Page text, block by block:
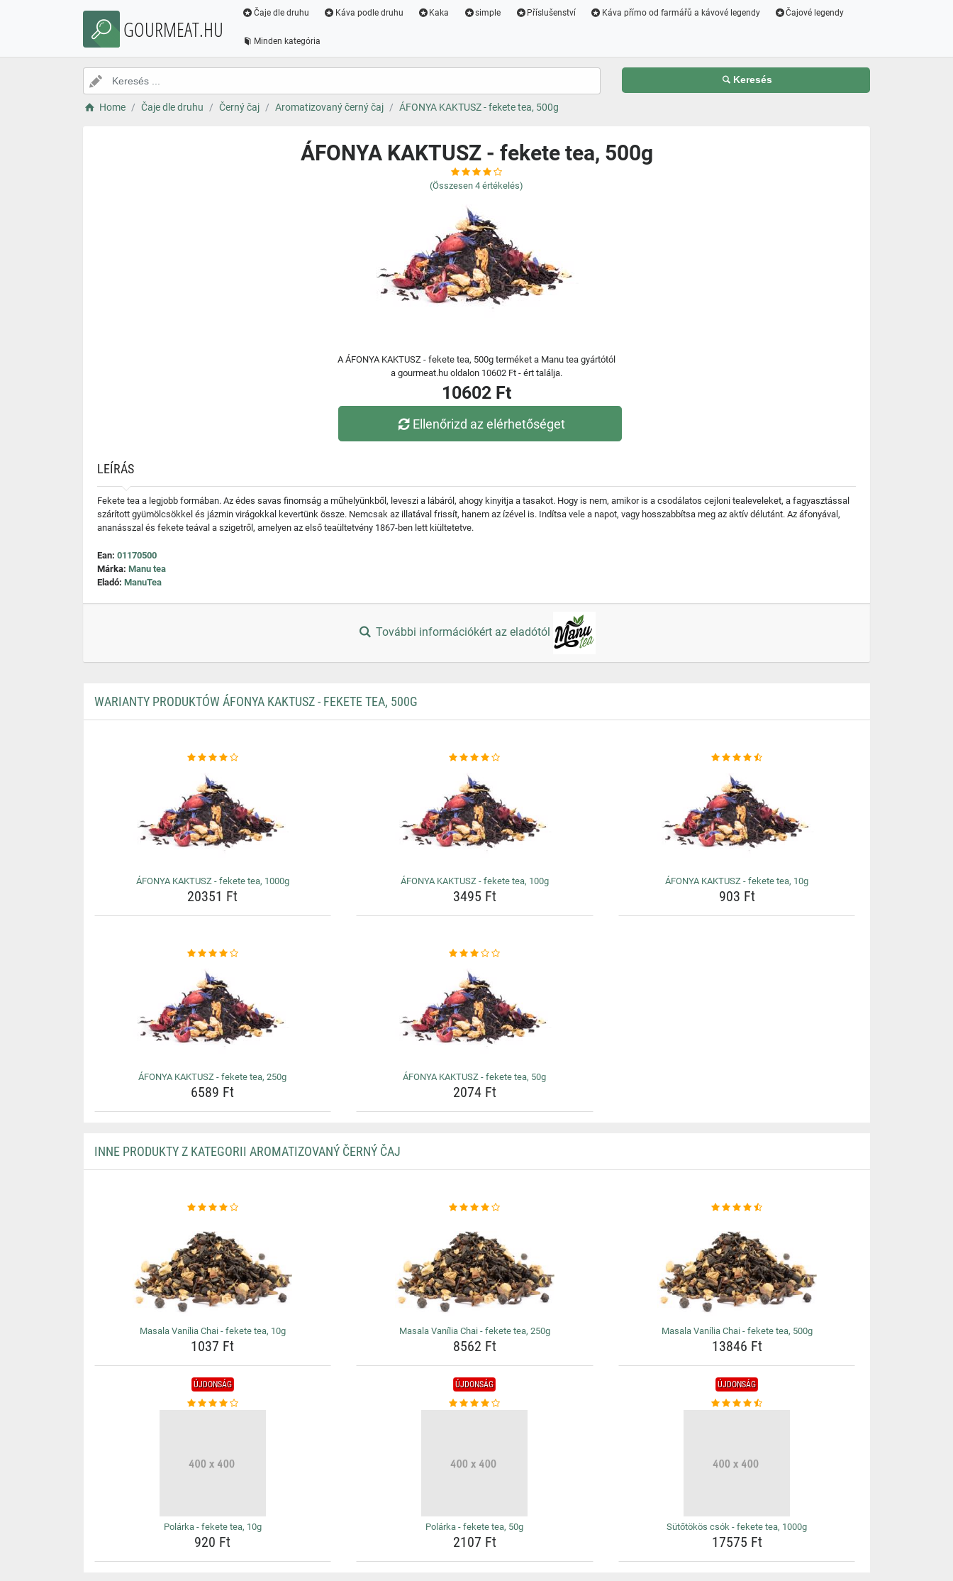
GOURMEAT.HU
Čaje dle druhu Káva podle druhu Kaka simple Příslušenství Káva přímo od farmářů a kávové legendy Čajové legendy
Minden kategória
Keresés
Home Čaje dle druhu Černý čaj Aromatizovaný černý čaj ÁFONYA KAKTUSZ - fekete tea, 500g
ÁFONYA KAKTUSZ - fekete tea, 500g
(Összesen 4 értékelés)
A ÁFONYA KAKTUSZ - fekete tea, 500g terméket a Manu tea gyártótól
a gourmeat.hu oldalon 10602 Ft - ért találja.
10602 Ft
Ellenőrizd az elérhetőséget
LEÍRÁS
Fekete tea a legjobb formában. Az édes savas finomság a műhelyünkből, leveszi a lábáról, ahogy kinyitja a tasakot. Hogy is nem, amikor is a csodálatos cejloni tealeveleket, a fagyasztással
szárított gyümölcsökkel és jázmin virágokkal kevertünk össze. Nemcsak az illatával frissít, hanem az ízével is. Indítsa vele a napot, vagy hosszabbítsa meg az aktív délutánt. Az áfonyával,
ananásszal és fekete teával a szigetről, amelyen az első teaültetvény 1867-ben lett kiültetetve.
Ean: 01170500
Márka: Manu tea
Eladó: ManuTea
További információkért az eladótól
WARIANTY PRODUKTÓW ÁFONYA KAKTUSZ - FEKETE TEA, 500G
ÁFONYA KAKTUSZ - fekete tea, 1000g
20351 Ft
ÁFONYA KAKTUSZ - fekete tea, 100g
3495 Ft
ÁFONYA KAKTUSZ - fekete tea, 10g
903 Ft
ÁFONYA KAKTUSZ - fekete tea, 250g
6589 Ft
ÁFONYA KAKTUSZ - fekete tea, 50g
2074 Ft
INNE PRODUKTY Z KATEGORII AROMATIZOVANÝ ČERNÝ ČAJ
Masala Vanília Chai - fekete tea, 10g
1037 Ft
Masala Vanília Chai - fekete tea, 250g
8562 Ft
Masala Vanília Chai - fekete tea, 500g
13846 Ft
ÚJDONSÁG
Polárka - fekete tea, 10g
920 Ft
ÚJDONSÁG
Polárka - fekete tea, 50g
2107 Ft
ÚJDONSÁG
Sütőtökös csók - fekete tea, 1000g
17575 Ft